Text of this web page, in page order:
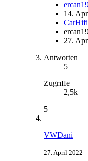
14.
27.
Antworten
5
Zugriffe
2,5k
5
VWDani
27. April 2022